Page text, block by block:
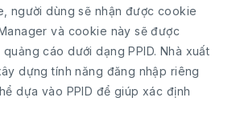
người dùng sẽ nhận được cookie
và cookie này sẽ được
cáo dưới dạng PPID. Nhà xuất
dựng tính năng đăng nhập riêng
dựa vào PPID để giúp xác định